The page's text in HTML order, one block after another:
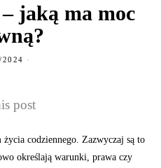
jaką ma moc
2024
post
życia codziennego. Zazwyczaj są to
określają warunki, prawa czy